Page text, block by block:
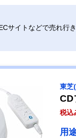
楽を楽しめる
CDやラジオ音
源をMP3形式で
録音できる
サイトなどで売れ行
東芝
CD
税込
用